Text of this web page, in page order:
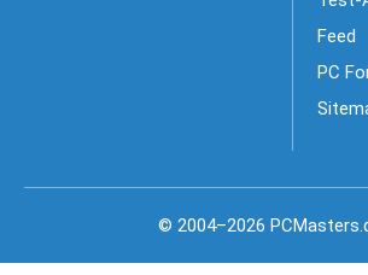
Feed
PC
© 2004–2026